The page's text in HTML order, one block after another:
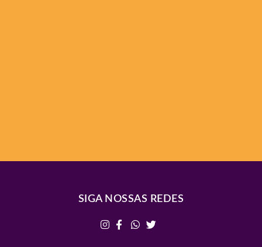
SIGA NOSSAS REDES